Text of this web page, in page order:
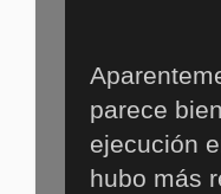
parece
ejecución
hubo más